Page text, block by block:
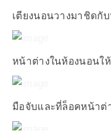
เตียงนอนวางมาชิดกั
หน้าต่างในห้องนอนใ
มือจับและที่ล็อคหน้าต่